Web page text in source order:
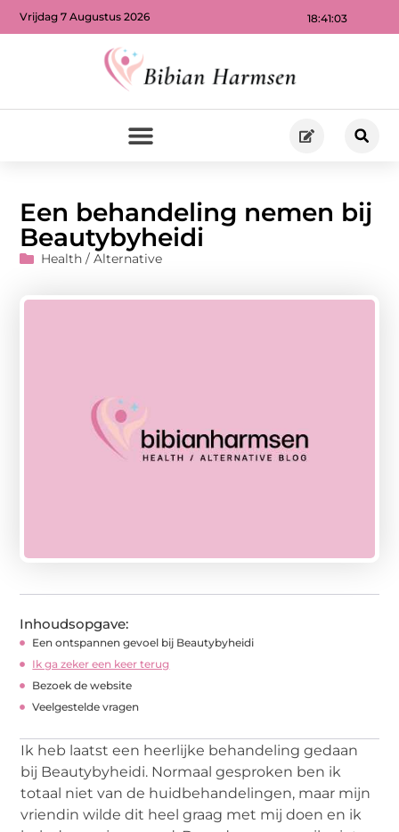
18:41:04
Vrijdag 7 Augustus 2026
Een behandeling nemen bij
Beautybyheidi
Health / Alternative
Inhoudsopgave:
Een ontspannen gevoel bij Beautybyheidi
Ik ga zeker een keer terug
Bezoek de website
Veelgestelde vragen
Ik heb laatst een heerlijke behandeling gedaan
bij Beautybyheidi. Normaal gesproken ben ik
totaal niet van de huidbehandelingen, maar mijn
vriendin wilde dit heel graag met mij doen en ik